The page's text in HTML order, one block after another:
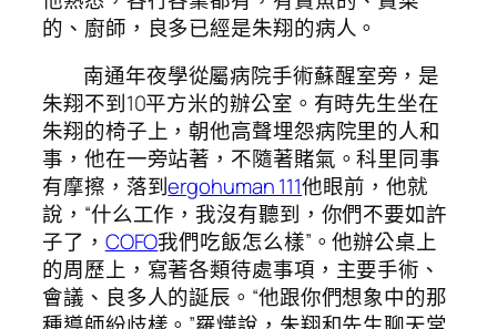
的、廚師，良多已經是朱翔的病人。
南通年夜學從屬病院手術蘇醒室旁，是
朱翔不到10平方米的辦公室。有時先生坐在
朱翔的椅子上，朝他高聲埋怨病院里的人和
事，他在一旁站著，不隨著賭氣。科里同事
有摩擦，落到ergohuman 111他眼前，他就
說，“什么工作，我沒有聽到，你們不要如許
子了， COFO我們吃飯怎么樣”。他辦公桌上
的周歷上，寫著各類待處事項，主要手術、
會議、良多人的誕辰。“他跟你們想象中的那